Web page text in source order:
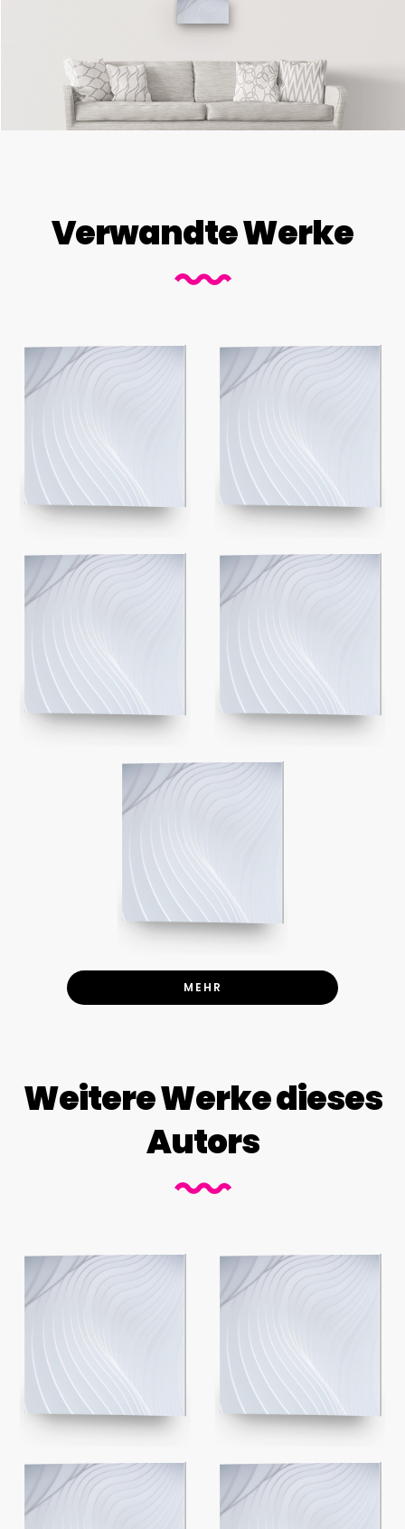
Verwandte Werke
MEHR
Weitere Werke dieses
Autors